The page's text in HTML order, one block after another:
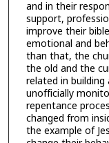
and in their
support,
improve their
emotional and
than that, the
the old and the
related in
unofficially
repentance
changed from
the example of